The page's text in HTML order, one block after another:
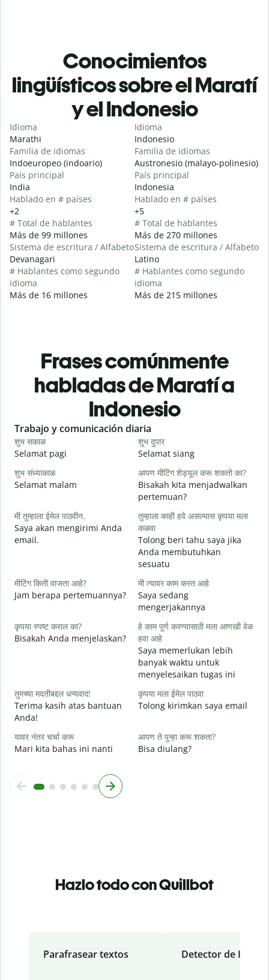
Conocimientos
lingüísticos sobre el Maratí
y el Indonesio
Idioma
Marathi
Familia de idiomas
Indoeuropeo (indoario)
País principal
India
Hablado en # países
+2
# Total de hablantes
Más de 99 millones
Sistema de escritura / Alfabeto
Devanagari
# Hablantes como segundo
idioma
Más de 16 millones
Idioma
Indonesio
Familia de idiomas
Austronesio (malayo-polinesio)
País principal
Indonesia
Hablado en # países
+5
# Total de hablantes
Más de 270 millones
Sistema de escritura / Alfabeto
Latino
# Hablantes como segundo
idioma
Más de 215 millones
Frases comúnmente
habladas de Maratí a
Indonesio
Slide 1 of 6
Trabajo y comunicación diaria
शुभ सकाळ
Selamat pagi
शुभ दुपार
Selamat siang
शुभ संध्याकाळ
Selamat malam
आपण मीटिंग शेड्यूल करू शकतो का?
Bisakah kita menjadwalkan
pertemuan?
मी तुम्हाला ईमेल पाठवीन.
Saya akan mengirimi Anda
email.
तुम्हाला काही हवे असल्यास कृपया मला
कळवा
Tolong beri tahu saya jika
Anda membutuhkan
sesuatu
मीटिंग किती वाजता आहे?
Jam berapa pertemuannya?
मी त्यावर काम करत आहे
Saya sedang
mengerjakannya
कृपया स्पष्ट कराल का?
Bisakah Anda menjelaskan?
हे काम पूर्ण करण्यासाठी मला आणखी वेळ
हवा आहे
Saya memerlukan lebih
banyak waktu untuk
menyelesaikan tugas ini
तुमच्या मदतीबद्दल धन्यवाद!
Terima kasih atas bantuan
Anda!
कृपया मला ईमेल पाठवा
Tolong kirimkan saya email
यावर नंतर चर्चा करू
Mari kita bahas ini nanti
आपण ते पुन्हा करू शकता?
Bisa diulang?
Hazlo todo con Quillbot
Parafrasear textos Detector de IA